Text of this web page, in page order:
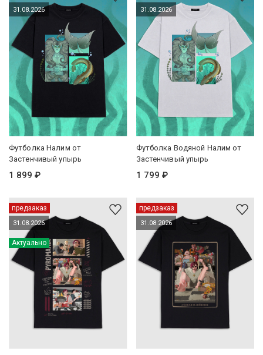
31.08.2026
Футболка Налим от
Застенчивый упырь
1 899 ₽
31.08.2026
Футболка Водяной Налим от
Застенчивый упырь
1 799 ₽
предзаказ
31.08.2026
Актуально
предзаказ
31.08.2026